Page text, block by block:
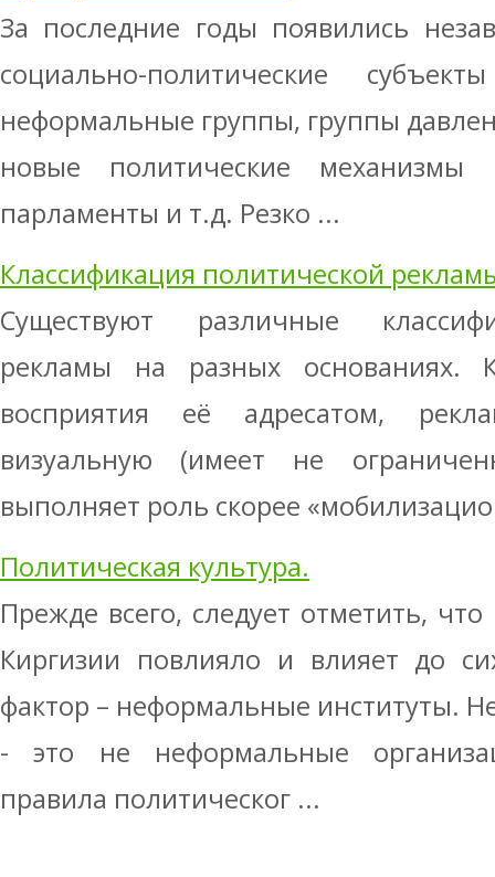
За последние годы появились
социально-политические
неформальные группы, группы
новые политические
парламенты и т.д. Резко ...
Классификация политической
Существуют различные
рекламы на разных основаниях.
восприятия её адресатом,
визуальную (имеет не
выполняет роль скорее
Политическая культура.
Прежде всего, следует отметить,
Киргизии повлияло и влияет до
фактор – неформальные институты.
- это не неформальные
правила политическог ...